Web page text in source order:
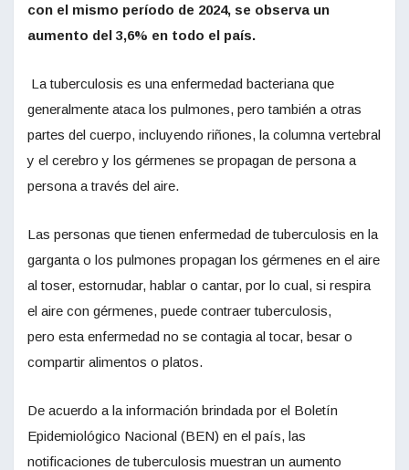
con el mismo período de 2024, se observa un
aumento del 3,6% en todo el país.
La tuberculosis es una enfermedad bacteriana que
generalmente ataca los pulmones, pero también a otras
partes del cuerpo, incluyendo riñones, la columna vertebral
y el cerebro y los gérmenes se propagan de persona a
persona a través del aire.
Las personas que tienen enfermedad de tuberculosis en la
garganta o los pulmones propagan los gérmenes en el aire
al toser, estornudar, hablar o cantar, por lo cual, si respira
el aire con gérmenes, puede contraer tuberculosis,
pero esta enfermedad no se contagia al tocar, besar o
compartir alimentos o platos.
De acuerdo a la información brindada por el Boletín
Epidemiológico Nacional (BEN) en el país, las
notificaciones de tuberculosis muestran un aumento